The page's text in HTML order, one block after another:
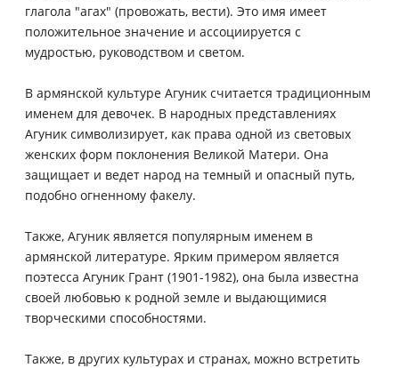
глагола "агах" (провожать, вести). Это имя имеет
положительное значение и ассоциируется с
мудростью, руководством и светом.
В армянской культуре Агуник считается традиционным
именем для девочек. В народных представлениях
Агуник символизирует, как права одной из световых
женских форм поклонения Великой Матери. Она
защищает и ведет народ на темный и опасный путь,
подобно огненному факелу.
Также, Агуник является популярным именем в
армянской литературе. Ярким примером является
поэтесса Агуник Грант (1901-1982), она была известна
своей любовью к родной земле и выдающимися
творческими способностями.
Также, в других культурах и странах, можно встретить